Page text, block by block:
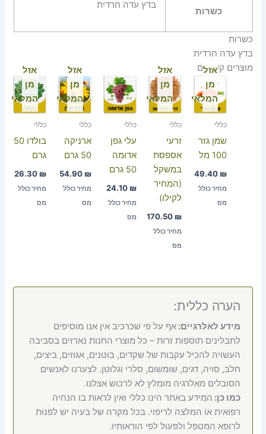
כשרות
בדץ עדה חרדית
כשרות
בדץ עדה חרדית
מוצרים קשורים
אזל
מן
המלאי
כללי
שמן גזר
100 מל
49.40 ₪
מחיר כולל
מס
אזל
מן
המלאי
כללי
זרעי
אספסת
במשקל
(המחיר
לקילו)
170.50 ₪
מחיר כולל
מס
כללי
עלי גפן
אדומה
50 גרם
24.10 ₪
מחיר כולל
מס
אזל
מן
המלאי
כללי
ארניקה
50 גרם
54.90 ₪
מחיר כולל
מס
אזל
מן
המלאי
כללי
בולדו 50
גרם
26.30 ₪
מחיר כולל
מס
הערה כללית:
מידע לאלרגיים:אף על פי שכרכיב אין אנו מוסיפים
לתבלינים תוספות זרות – כל מוצרי החנות נארזים בסביבה
העשויה להכיל עקבות של שקדים, בוטנים, אגוזים, ביצים,
חלב, סויה, דגים, שומשום, סלרי וגלוטן. לצערנו לאנשים
הסובלים מאלרגיה מומלץ לא לרכוש אצלנו.
כמו כן: המידע באתר הינו כללי ואין לראות בו הנחיה
רפואית או המלצה לריפוי. בכל מקרה של בעיה יש לפנות
לרופא המטפל ולפעול לפי הוראותיו.